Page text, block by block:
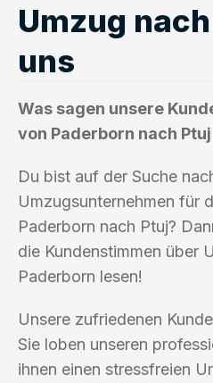
Umzug
uns
Was sagen unsere
von Paderborn nach
Du bist auf der Suche
Umzugsunternehmen für
Paderborn nach Ptuj?
die Kundenstimmen über
Paderborn lesen!
Unsere zufriedenen
Sie loben unseren
ihnen einen stressfreien